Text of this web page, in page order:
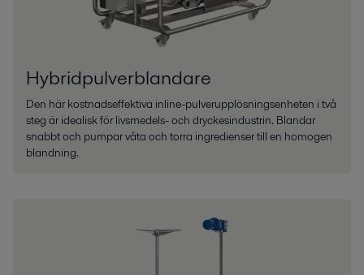
Hybridpulverblandare
Den här kostnadseffektiva inline-pulverupplösningsenheten i två
steg är idealisk för livsmedels- och dryckesindustrin. Blandar
snabbt och pumpar våta och torra ingredienser till en homogen
blandning.